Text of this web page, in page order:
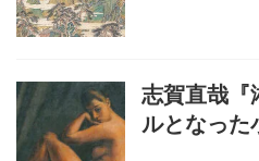
志賀直哉『
ルとなった